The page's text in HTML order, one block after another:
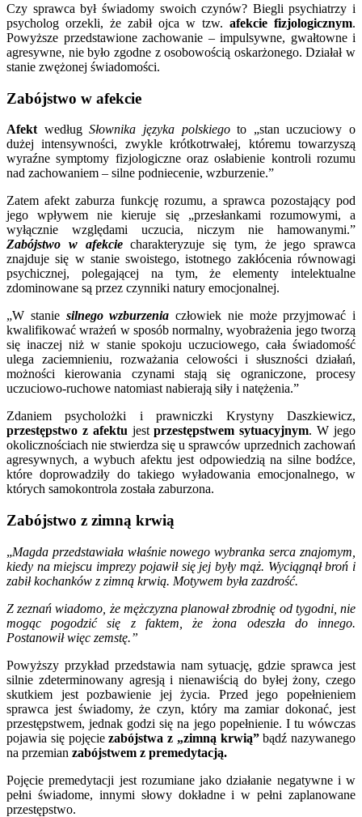
Czy sprawca był świadomy swoich czynów? Biegli psychiatrzy i
psycholog orzekli, że zabił ojca w tzw. afekcie fizjologicznym.
Powyższe przedstawione zachowanie – impulsywne, gwałtowne i
agresywne, nie było zgodne z osobowością oskarżonego. Działał w
stanie zwężonej świadomości.
Zabójstwo w afekcie
Afekt wedługSłownika języka polskiegoto „stan uczuciowy o
dużej intensywności, zwykle krótkotrwałej, któremu towarzyszą
wyraźne symptomy fizjologiczne oraz osłabienie kontroli rozumu
nad zachowaniem – silne podniecenie, wzburzenie.”
Zatem afekt zaburza funkcję rozumu, a sprawca pozostający pod
jego wpływem nie kieruje się „przesłankami rozumowymi, a
wyłącznie względami uczucia, niczym nie hamowanymi.”
Zabójstwo w afekciecharakteryzuje się tym, że jego sprawca
znajduje się w stanie swoistego, istotnego zakłócenia równowagi
psychicznej, polegającej na tym, że elementy intelektualne
zdominowane są przez czynniki natury emocjonalnej.
„W stanie silnego wzburzenia człowiek nie może przyjmować i
kwalifikować wrażeń w sposób normalny, wyobrażenia jego tworzą
się inaczej niż w stanie spokoju uczuciowego, cała świadomość
ulega zaciemnieniu, rozważania celowości i słuszności działań,
możności kierowania czynami stają się ograniczone, procesy
uczuciowo-ruchowe natomiast nabierają siły i natężenia.”
Zdaniem psycholożki i prawniczki Krystyny Daszkiewicz,
przestępstwo z afektu jestprzestępstwem sytuacyjnym. W jego
okolicznościach nie stwierdza się u sprawców uprzednich zachowań
agresywnych, a wybuch afektu jest odpowiedzią na silne bodźce,
które doprowadziły do takiego wyładowania emocjonalnego, w
których samokontrola została zaburzona.
Zabójstwo z zimną krwią
„Magda przedstawiała właśnie nowego wybranka serca znajomym,
kiedy na miejscu imprezy pojawił się jej były mąż. Wyciągnął broń i
zabił kochanków z zimną krwią. Motywem była zazdrość.
Z zeznań wiadomo, że mężczyzna planował zbrodnię od tygodni, nie
mogąc pogodzić się z faktem, że żona odeszła do innego.
Postanowił więc zemstę.”
Powyższy przykład przedstawia nam sytuację, gdzie sprawca jest
silnie zdeterminowany agresją i nienawiścią do byłej żony, czego
skutkiem jest pozbawienie jej życia. Przed jego popełnieniem
sprawca jest świadomy, że czyn, który ma zamiar dokonać, jest
przestępstwem, jednak godzi się na jego popełnienie. I tu wówczas
pojawia się pojęciezabójstwa z „zimną krwią”bądź nazywanego
na przemian zabójstwem z premedytacją.
Pojęcie premedytacji jest rozumiane jako działanie negatywne i w
pełni świadome, innymi słowy dokładne i w pełni zaplanowane
przestępstwo.